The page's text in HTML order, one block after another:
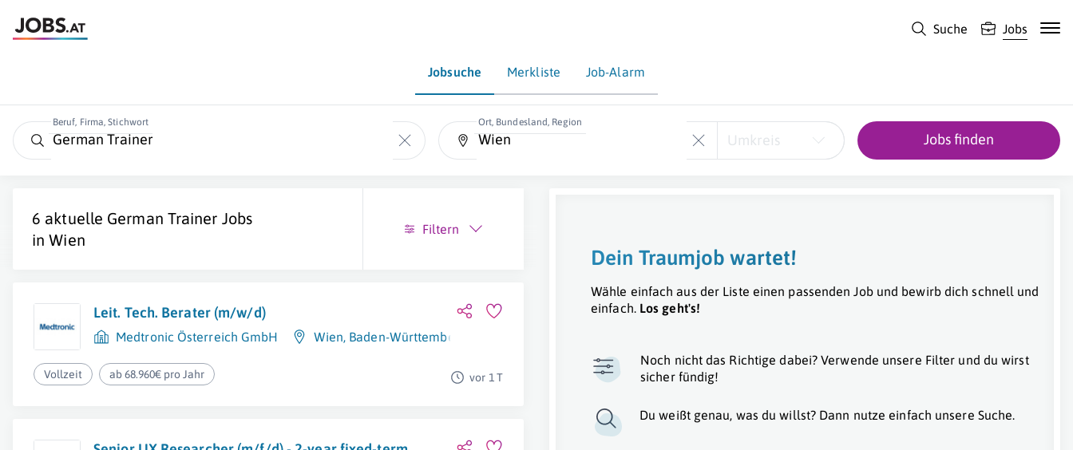
Suche Jobs
Jobsuche Merkliste Job-Alarm
Beruf, Firma, Stichwort Ort, Bundesland, Region
Umkreis Jobs finden
6 aktuelle German Trainer Jobs
inWien
Filtern
Leit. Tech. Berater (m/w/d)
Medtronic Österreich GmbH Wien, Baden-Württemberg
Vollzeit ab 68.960€ pro Jahr vor 1 T
Dein Traumjob wartet!
Wähle einfach aus der Liste einen passenden Job und bewirb dich schnell und
einfach. Los geht's!
Noch nicht das Richtige dabei? Verwende unsere Filter und du wirst
sicher fündig!
Du weißt genau, was du willst? Dann nutze einfach unsere Suche.